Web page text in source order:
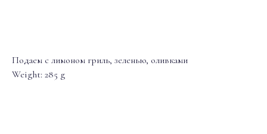
Подаем с лимоном гриль, зеленью, оливками
Weight: 285 g